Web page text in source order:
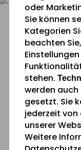
oder
Sie können
Kategorien
beachten
stehen.
werden auch
gesetzt. Sie
jederzeit
unserer
Weitere
Sie befinden
3 mol
Pief